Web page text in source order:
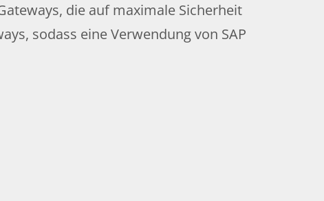
die auf maximale Sicherheit
sodass eine Verwendung von SAP